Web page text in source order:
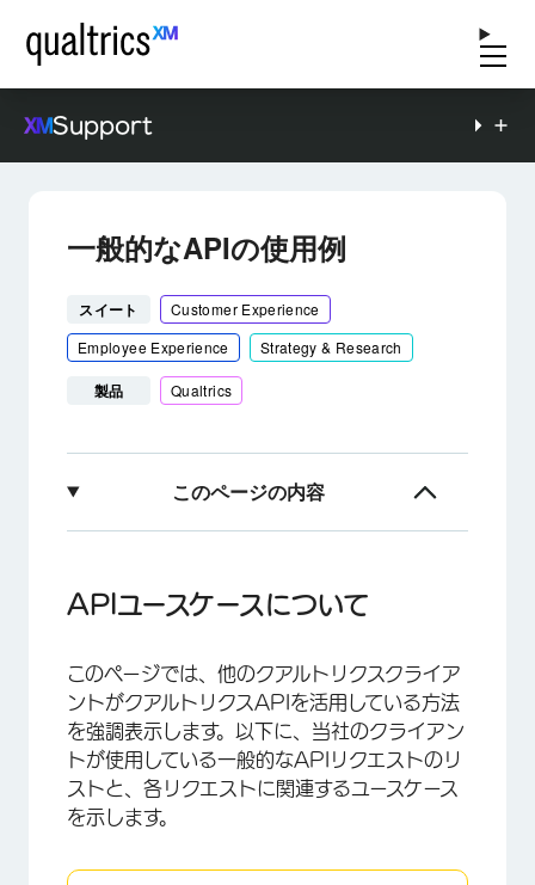
Support
一般的なAPIの使用例
スイート
Customer Experience
Employee Experience
Strategy & Research
製品 Qualtrics
このページの内容
一般的な方法
XM Directory
APIソリューションガイド
APIユースケースについて
このページでは、他のクアルトリクスクライア
ントがクアルトリクスAPIを活用している方法
を強調表示します。以下に、当社のクライアン
トが使用している一般的なAPIリクエストのリ
ストと、各リクエストに関連するユースケース
を示します。